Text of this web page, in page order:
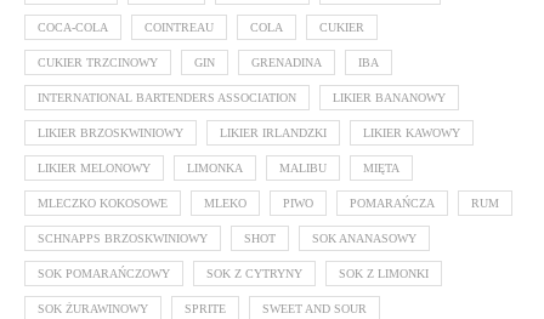
COCA-COLA COINTREAU COLA CUKIER
CUKIER TRZCINOWY GIN GRENADINA IBA
INTERNATIONAL BARTENDERS ASSOCIATION LIKIER BANANOWY
LIKIER BRZOSKWINIOWY LIKIER IRLANDZKI LIKIER KAWOWY
LIKIER MELONOWY LIMONKA MALIBU MIĘTA
MLECZKO KOKOSOWE MLEKO PIWO POMARAŃCZA RUM
SCHNAPPS BRZOSKWINIOWY SHOT SOK ANANASOWY
SOK POMARAŃCZOWY SOK Z CYTRYNY SOK Z LIMONKI
SOK ŻURAWINOWY SPRITE SWEET AND SOUR